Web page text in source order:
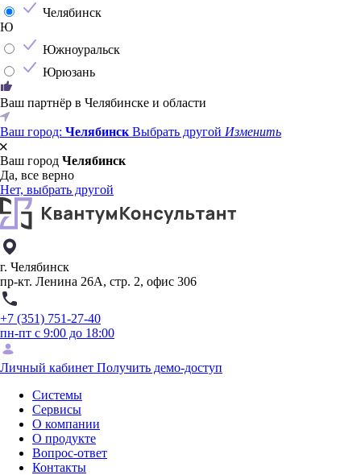
Челябинск
Ю
Южноуральск
Юрюзань
Ваш партнёр в Челябинске и области
Ваш город: Челябинск Выбрать другой Изменить
Ваш город Челябинск
Да, все верно
Нет, выбрать другой
г. Челябинск
пр-кт. Ленина 26А, стр. 2, офис 306
+7 (351) 751-27-40
пн-пт с 9:00 до 18:00
Личный кабинет Получить демо-доступ
Системы
Сервисы
О компании
О продукте
Вопрос-ответ
Контакты